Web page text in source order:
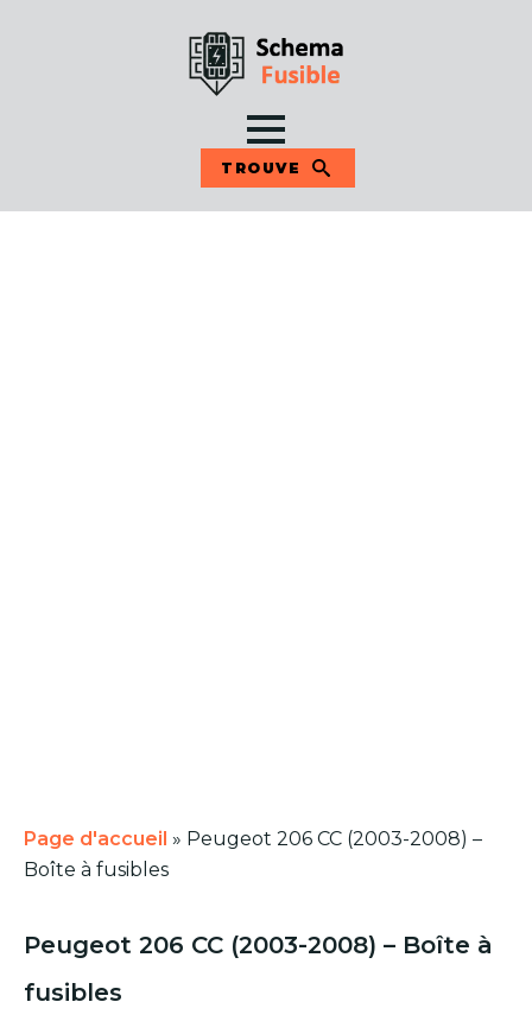
TROUVE
Page d'accueil » Peugeot 206 CC (2003-2008) –
Boîte à fusibles
Peugeot 206 CC (2003-2008) – Boîte à
fusibles